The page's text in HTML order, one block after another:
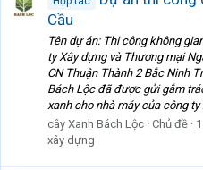
Cầu
Tên dự án: Thi công không
ty Xây dựng và Thương mại
CN Thuận Thành 2 Bắc Ninh
Bách Lộc đã được gửi gắm
xanh cho nhà máy của công ty
cây Xanh Bách Lộc Chủ đề
xây dựng